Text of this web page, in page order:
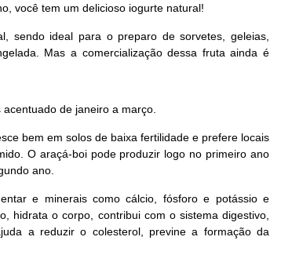
você tem um delicioso iogurte natural!
sendo ideal para o preparo de sorvetes, geleias,
Mas a comercialização dessa fruta ainda é
de janeiro a março.
bem em solos de baixa fertilidade e prefere locais
O araçá-boi pode produzir logo no primeiro ano
ano.
e minerais como cálcio, fósforo e potássio e
hidrata o corpo, contribui com o sistema digestivo,
a reduzir o colesterol, previne a formação da